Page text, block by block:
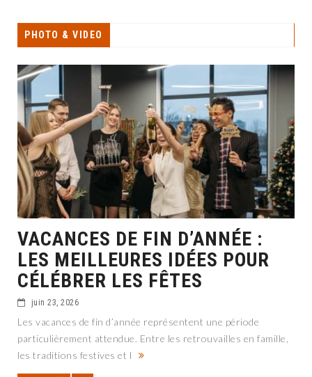
PHOTO & VIDEO
VACANCES DE FIN D’ANNÉE :
LES MEILLEURES IDÉES POUR
CÉLÉBRER LES FÊTES
juin 23, 2026
Les vacances de fin d’année représentent une période
particulièrement attendue. Entre les retrouvailles en famille,
les traditions festives et l